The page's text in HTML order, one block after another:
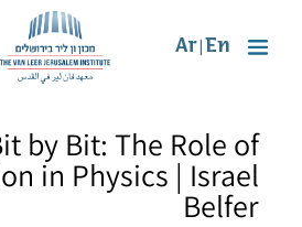
En
Ar
by Bit: The Role of
in Physics | Israel
Belfer